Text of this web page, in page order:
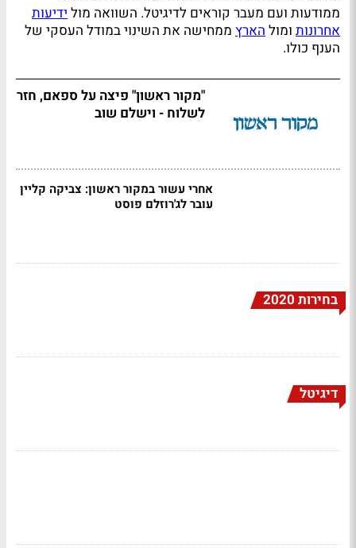
ממודעות ועם מעבר קוראים לדיגיטל. השוואה מולידיעות
אחרונות ומולהארץ ממחישה את השינוי במודל העסקי של
הענף כולו.
"מקור ראשון" פיצה על ספאם, חזר
לשלוח - וישלם שוב
אחרי עשור במקור ראשון: צביקה קליין
עובר לג'רוזלם פוסט
בחירות 2020
דיגיטל